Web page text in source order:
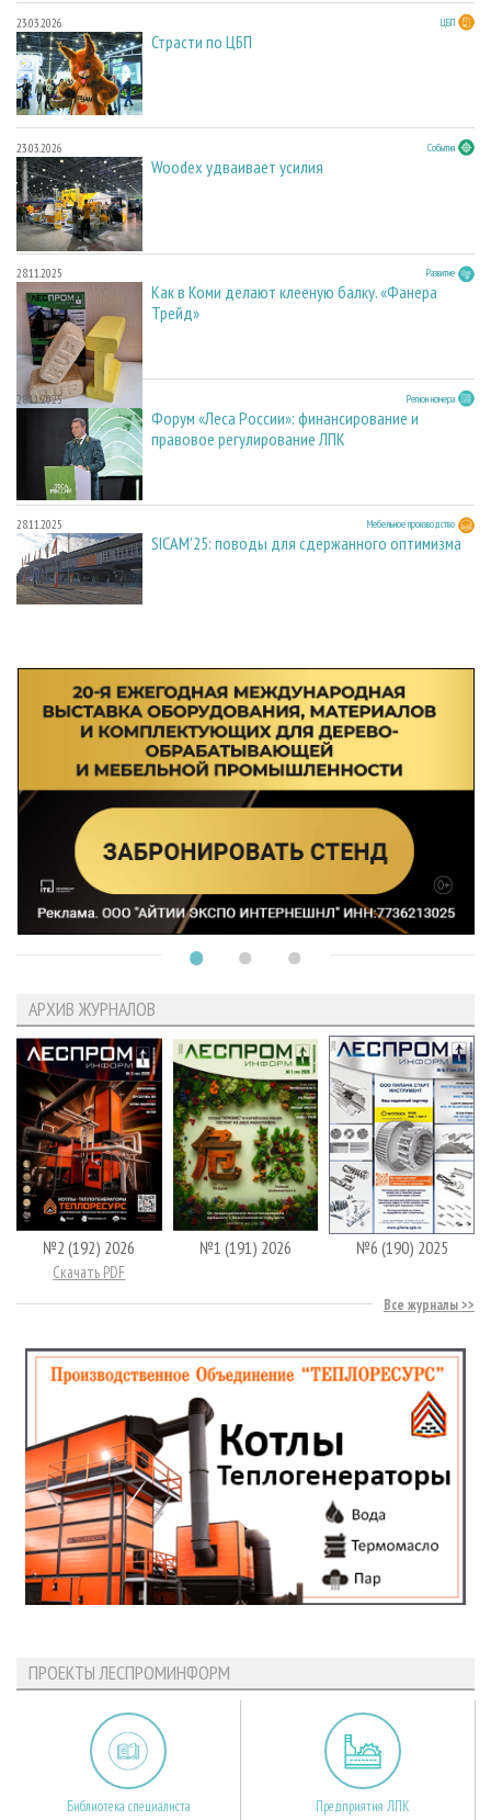
23.03.2026 ЦБП
Страсти по ЦБП
23.03.2026 События
Woodex удваивает усилия
28.11.2025 Развитие
Как в Коми делают клееную балку. «Фанера
Трейд»
28.11.2025 Регион номера
Форум «Леса России»: финансирование и
правовое регулирование ЛПК
28.11.2025 Мебельное производство
SICAM'25: поводы для сдержанного оптимизма
АРХИВ ЖУРНАЛОВ
№2 (192) 2026
Скачать PDF
№1 (191) 2026 №6 (190) 2025
Все журналы
ПРОЕКТЫ ЛЕСПРОМИНФОРМ
Библиотека специалиста Предприятия ЛПК